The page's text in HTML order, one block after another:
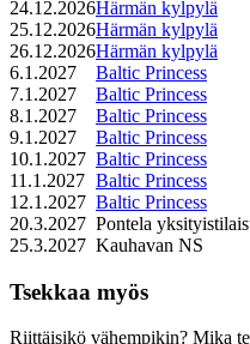
24.12.2026Härmän kylpylä
25.12.2026Härmän kylpylä
26.12.2026Härmän kylpylä
6.1.2027
Baltic Princess
7.1.2027
Baltic Princess
8.1.2027
Baltic Princess
9.1.2027
Baltic Princess
10.1.2027 Baltic Princess
11.1.2027 Baltic Princess
12.1.2027 Baltic Princess
20.3.2027 Pontela
25.3.2027 Kauhavan NS
Tsekkaa myös
Riittäisikö vähempikin? Mika